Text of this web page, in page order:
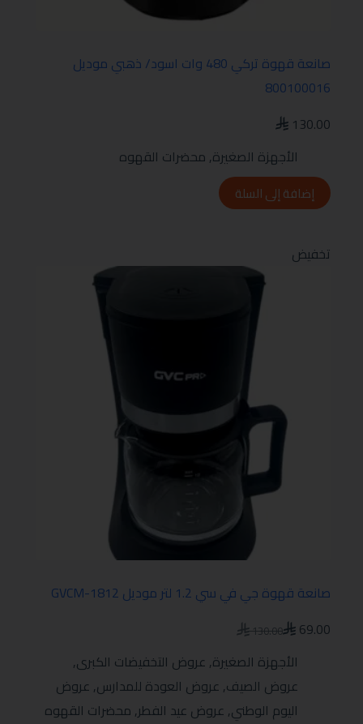
صانعة قهوة تركي 480 وات اسود/ ذهبي موديل
800100016
130.00
الأجهزة الصغيرة, محضرات القهوه
إضافة إلى السلة
تخفيض
صانعة قهوة جي في سي 1.2 لتر موديل GVCM-1812
130.00
69.00
الأجهزة الصغيرة, عروض التخفيضات الكبرى,
عروض الصيف, عروض العودة للمدارس, عروض
اليوم الوطني, عروض عيد الفطر, محضرات القهوه